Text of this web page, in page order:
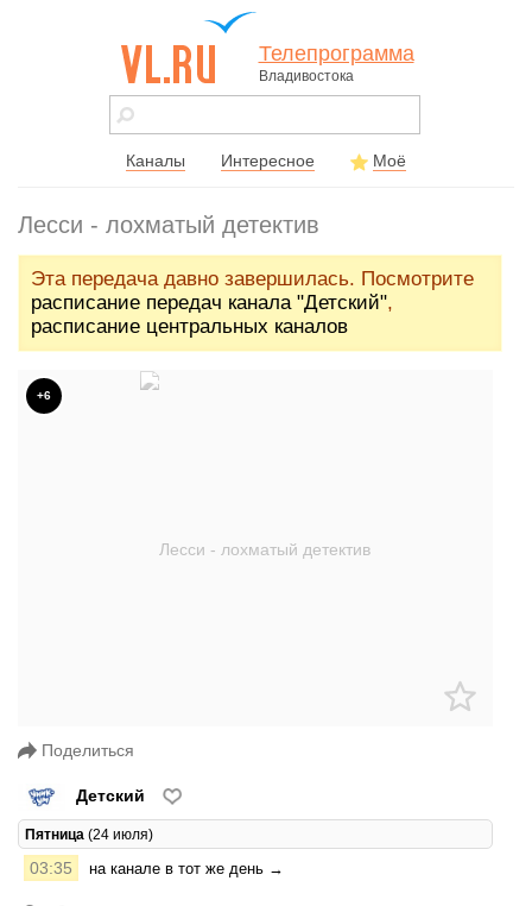
vl.ru - сайт
города
Телепрограмма
Владивостока
Каналы Интересное Моё
Лесси - лохматый детектив
Эта передача давно завершилась. Посмотрите
расписание передач канала "Детский",
расписание центральных каналов
+6
Поделиться
Детский
Пятница (24 июля)
03:35 на канале в тот же день →